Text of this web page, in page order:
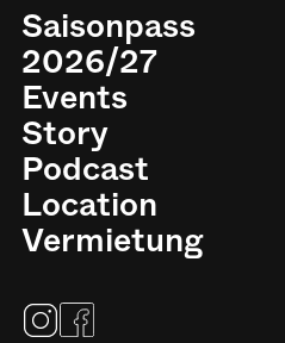
Saisonpass
2026/27
Events
Story
Podcast
Location
Vermietung